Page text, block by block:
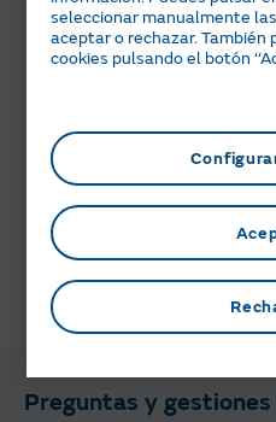
Ir a
Descarga la App de Área
¿Te ha parecido útil esta
Preguntas y
seleccionar manualmente
aceptar o rechazar.
cookies pulsando el botón